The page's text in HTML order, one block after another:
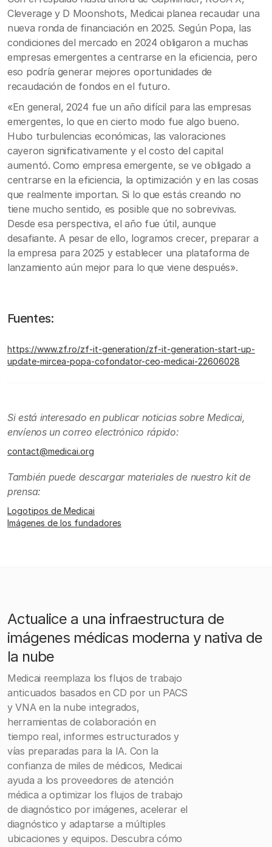
Cleverage y D Moonshots, Medicai planea recaudar una
nueva ronda de financiación en 2025. Según Popa, las
condiciones del mercado en 2024 obligaron a muchas
empresas emergentes a centrarse en la eficiencia, pero
eso podría generar mejores oportunidades de
recaudación de fondos en el futuro.
«En general, 2024 fue un año difícil para las empresas
emergentes, lo que en cierto modo fue algo bueno.
Hubo turbulencias económicas, las valoraciones
cayeron significativamente y el costo del capital
aumentó. Como empresa emergente, se ve obligado a
centrarse en la eficiencia, la optimización y en las cosas
que realmente importan. Si lo que estás creando no
tiene mucho sentido, es posible que no sobrevivas.
Desde esa perspectiva, el año fue útil, aunque
desafiante. A pesar de ello, logramos crecer, preparar a
la empresa para 2025 y establecer una plataforma de
lanzamiento aún mejor para lo que viene después».
Fuentes:
https://www.zf.ro/zf-it-generation/zf-it-generation-start-up-
update-mircea-popa-cofondator-ceo-medicai-22606028
Si está interesado en publicar noticias sobre Medicai,
envíenos un correo electrónico rápido:
contact@medicai.org
También puede descargar materiales de nuestro kit de
prensa:
Logotipos de Medicai
Imágenes de los fundadores
Actualice a una infraestructura de
imágenes médicas moderna y nativa de
la nube
Medicai reemplaza los flujos de trabajo
anticuados basados en CD por un PACS
y VNA en la nube integrados,
herramientas de colaboración en
tiempo real, informes estructurados y
vías preparadas para la IA. Con la
confianza de miles de médicos, Medicai
ayuda a los proveedores de atención
médica a optimizar los flujos de trabajo
de diagnóstico por imágenes, acelerar el
diagnóstico y adaptarse a múltiples
ubicaciones y equipos. Descubra cómo